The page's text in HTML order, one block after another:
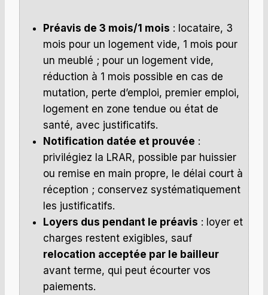
Préavis de 3 mois/1 mois : locataire, 3
mois pour un logement vide, 1 mois pour
un meublé ; pour un logement vide,
réduction à 1 mois possible en cas de
mutation, perte d’emploi, premier emploi,
logement en zone tendue ou état de
santé, avec justificatifs.
Notification datée et prouvée :
privilégiez la LRAR, possible par huissier
ou remise en main propre, le délai court à
réception ; conservez systématiquement
les justificatifs.
Loyers dus pendant le préavis : loyer et
charges restent exigibles, sauf
relocation acceptée par le bailleur
avant terme, qui peut écourter vos
paiements.